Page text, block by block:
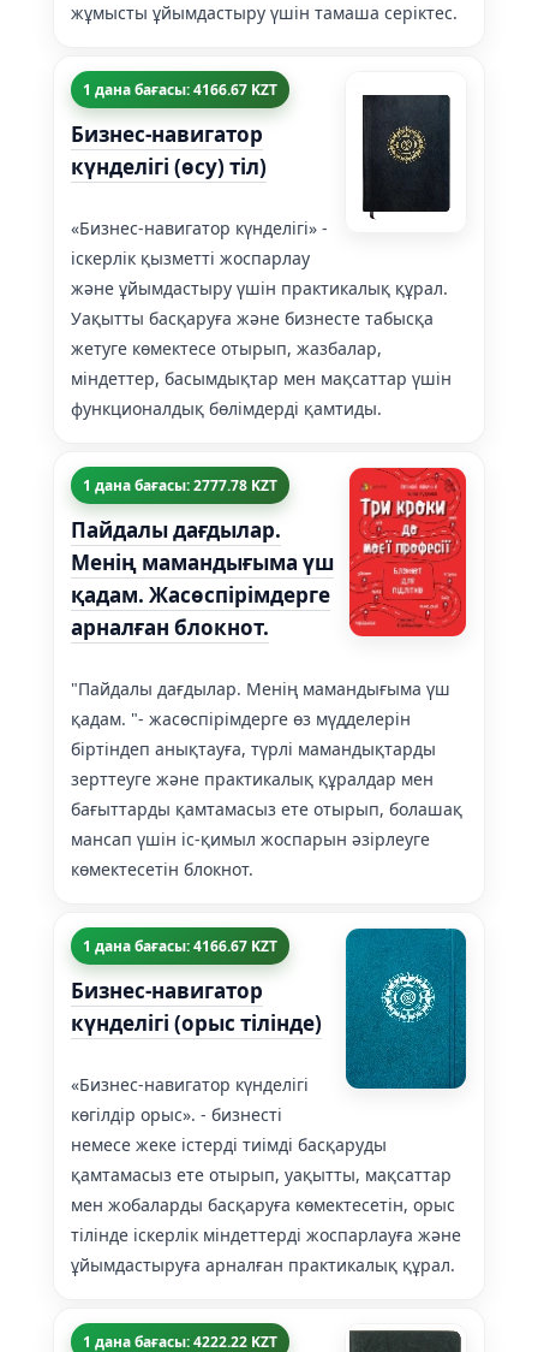
жұмысты ұйымдастыру үшін тамаша серіктес.
1 дана бағасы: 4166.67 KZT
Бизнес-навигатор
күнделігі (өсу) тіл)
«Бизнес-навигатор күнделігі» -
іскерлік қызметті жоспарлау
және ұйымдастыру үшін практикалық құрал.
Уақытты басқаруға және бизнесте табысқа
жетуге көмектесе отырып, жазбалар,
міндеттер, басымдықтар мен мақсаттар үшін
функционалдық бөлімдерді қамтиды.
1 дана бағасы: 2777.78 KZT
Пайдалы дағдылар.
Менің мамандығыма үш
қадам. Жасөспірімдерге
арналған блокнот.
"Пайдалы дағдылар. Менің мамандығыма үш
қадам. "- жасөспірімдерге өз мүдделерін
біртіндеп анықтауға, түрлі мамандықтарды
зерттеуге және практикалық құралдар мен
бағыттарды қамтамасыз ете отырып, болашақ
мансап үшін іс-қимыл жоспарын әзірлеуге
көмектесетін блокнот.
1 дана бағасы: 4166.67 KZT
Бизнес-навигатор
күнделігі (орыс тілінде)
«Бизнес-навигатор күнделігі
көгілдір орыс». - бизнесті
немесе жеке істерді тиімді басқаруды
қамтамасыз ете отырып, уақытты, мақсаттар
мен жобаларды басқаруға көмектесетін, орыс
тілінде іскерлік міндеттерді жоспарлауға және
ұйымдастыруға арналған практикалық құрал.
1 дана бағасы: 4222.22 KZT